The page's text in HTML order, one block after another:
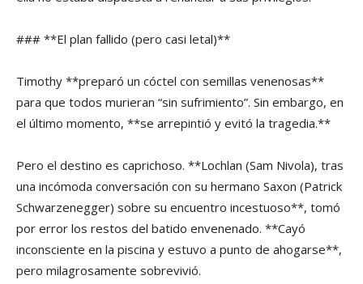
### **El plan fallido (pero casi letal)**
Timothy **preparó un cóctel con semillas venenosas**
para que todos murieran “sin sufrimiento”. Sin embargo, en
el último momento, **se arrepintió y evitó la tragedia.**
Pero el destino es caprichoso. **Lochlan (Sam Nivola), tras
una incómoda conversación con su hermano Saxon (Patrick
Schwarzenegger) sobre su encuentro incestuoso**, tomó
por error los restos del batido envenenado. **Cayó
inconsciente en la piscina y estuvo a punto de ahogarse**,
pero milagrosamente sobrevivió.